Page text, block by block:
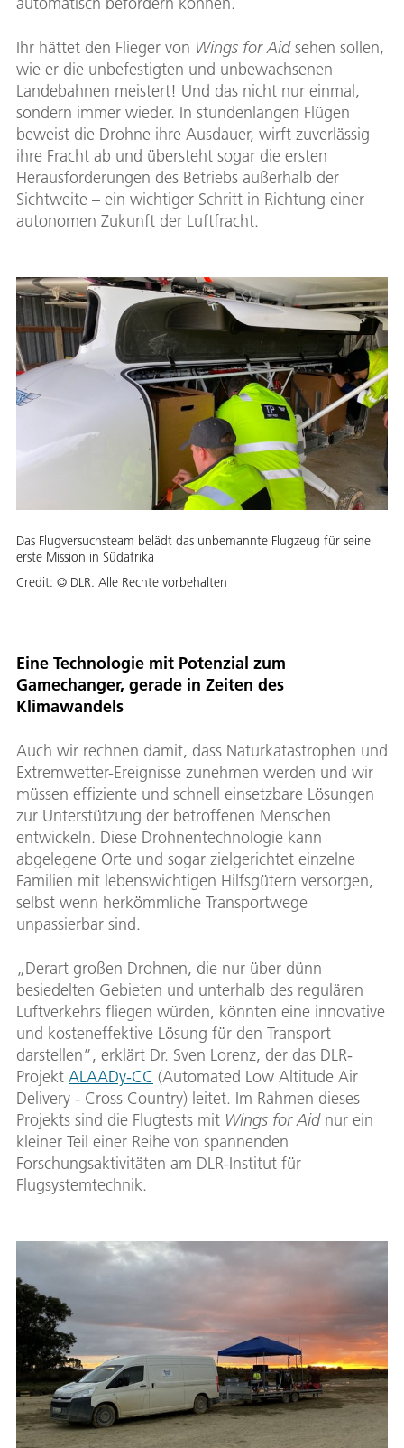
Ihr hättet den Flieger von Wings for Aidsehen sollen,
wie er die unbefestigten und unbewachsenen
Landebahnen meistert! Und das nicht nur einmal,
sondern immer wieder. In stundenlangen Flügen
beweist die Drohne ihre Ausdauer, wirft zuverlässig
ihre Fracht ab und übersteht sogar die ersten
Herausforderungen des Betriebs außerhalb der
Sichtweite – ein wichtiger Schritt in Richtung einer
autonomen Zukunft der Luftfracht.
Das Flugversuchsteam belädt das unbemannte Flugzeug für seine
erste Mission in Südafrika
Credit: © DLR. Alle Rechte vorbehalten
Eine Technologie mit Potenzial zum
Gamechanger, gerade in Zeiten des
Klimawandels
Auch wir rechnen damit, dass Naturkatastrophen und
Extremwetter-Ereignisse zunehmen werden und wir
müssen effiziente und schnell einsetzbare Lösungen
zur Unterstützung der betroffenen Menschen
entwickeln. Diese Drohnentechnologie kann
abgelegene Orte und sogar zielgerichtet einzelne
Familien mit lebenswichtigen Hilfsgütern versorgen,
selbst wenn herkömmliche Transportwege
unpassierbar sind.
„Derart großen Drohnen, die nur über dünn
besiedelten Gebieten und unterhalb des regulären
Luftverkehrs fliegen würden, könnten eine innovative
und kosteneffektive Lösung für den Transport
darstellen”, erklärt Dr. Sven Lorenz, der das DLR-
Projekt ALAADy-CC (Automated Low Altitude Air
Delivery - Cross Country) leitet. Im Rahmen dieses
Projekts sind die Flugtests mit Wings for Aidnur ein
kleiner Teil einer Reihe von spannenden
Forschungsaktivitäten am DLR-Institut für
Flugsystemtechnik.